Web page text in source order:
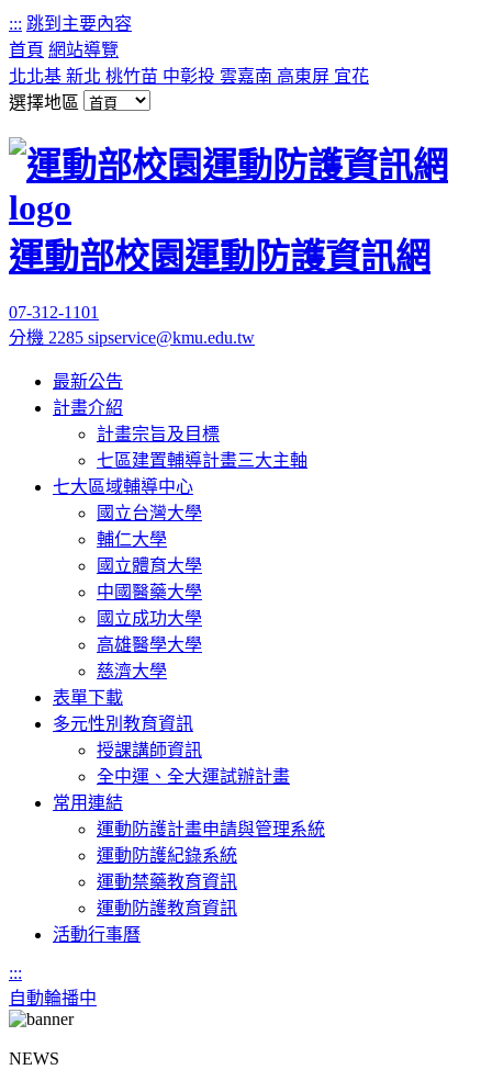
::: 跳到主要內容
首頁 網站導覽
北北基 新北 桃竹苗 中彰投 雲嘉南 高東屏 宜花
選擇地區
運動部校園運動防護資訊網
07-312-1101
分機 2285 sipservice@kmu.edu.tw
最新公告
計畫介紹
計畫宗旨及目標
七區建置輔導計畫三大主軸
七大區域輔導中心
國立台灣大學
輔仁大學
國立體育大學
中國醫藥大學
國立成功大學
高雄醫學大學
慈濟大學
表單下載
多元性別教育資訊
授課講師資訊
全中運、全大運試辦計畫
常用連結
運動防護計畫申請與管理系統
運動防護紀錄系統
運動禁藥教育資訊
運動防護教育資訊
活動行事曆
:::
自動輪播中
NEWS